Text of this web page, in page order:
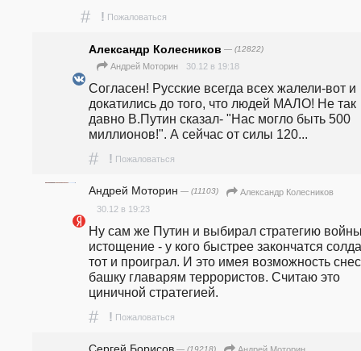
# ! Пожаловаться
Александр Колесников — (12822)
Андрей Моторин 30.12 в 19:18
Согласен! Русские всегда всех жалели-вот и
докатились до того, что людей МАЛО! Не так
давно В.Путин сказал- "Нас могло быть 500
миллионов!". А сейчас от силы 120...
# ! Пожаловаться
Андрей Моторин — (11103)
Александр Колесников
30.12 в 19:23
Ну сам же Путин и выбирал стратегию
истощение - у кого быстрее закончатся
тот и проиграл. И это имея возможность
башку главарям террористов. Считаю это
циничной стратегией.
# ! Пожаловаться
— (19218)